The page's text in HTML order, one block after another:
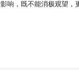
响，既不能消极观望